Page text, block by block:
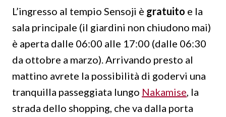
L’ingresso al tempio Sensoji è gratuito e la
sala principale (il giardini non chiudono mai)
è aperta dalle 06:00 alle 17:00 (dalle 06:30
da ottobre a marzo). Arrivando presto al
mattino avrete la possibilità di godervi una
tranquilla passeggiata lungo Nakamise, la
strada dello shopping, che va dalla porta